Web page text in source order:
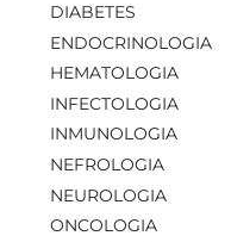
DIABETES
ENDOCRINOLOGIA
HEMATOLOGIA
INFECTOLOGIA
INMUNOLOGIA
NEFROLOGIA
NEUROLOGIA
ONCOLOGIA